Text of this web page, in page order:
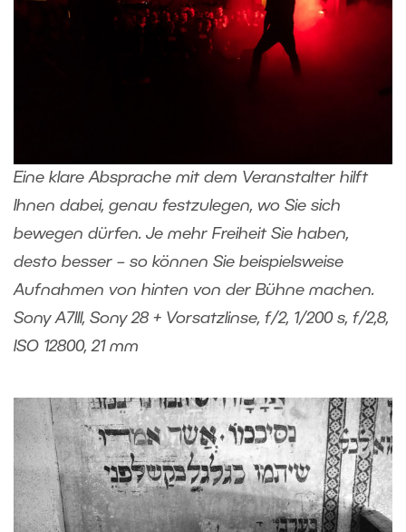
Eine klare Absprache mit dem Veranstalter hilft
Ihnen dabei, genau festzulegen, wo Sie sich
bewegen dürfen. Je mehr Freiheit Sie haben,
desto besser – so können Sie beispielsweise
Aufnahmen von hinten von der Bühne machen.
Sony A7III, Sony 28 + Vorsatzlinse, f/2, 1/200 s, f/2,8,
ISO 12800, 21 mm